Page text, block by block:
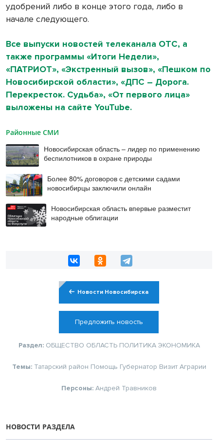
удобрений либо в конце этого года, либо в
начале следующего.
Все выпуски новостей телеканала ОТС, а
также программы «Итоги Недели»,
«ПАТРИОТ», «Экстренный вызов», «Пешком по
Новосибирской области», «ДПС – Дорога.
Перекресток. Судьба», «От первого лица»
выложены на сайте YouTube.
Районные СМИ
Новосибирская область – лидер по применению
беспилотников в охране природы
Более 80% договоров с детскими садами
новосибирцы заключили онлайн
Новосибирская область впервые разместит
народные облигации
Новости Новосибирска
Предложить новость
Раздел: ОБЩЕСТВО ОБЛАСТЬ ПОЛИТИКА ЭКОНОМИКА
Темы: Татарский район Помощь Губернатор Визит Аграрии
Персоны: Андрей Травников
НОВОСТИ РАЗДЕЛА